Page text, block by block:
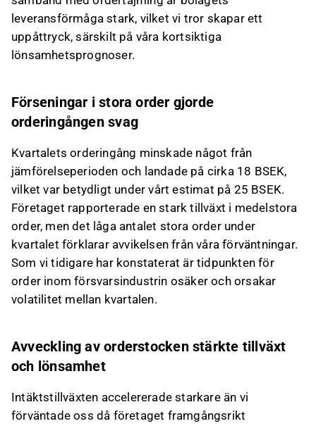
leveransförmåga stark, vilket vi tror skapar ett
uppåttryck, särskilt på våra kortsiktiga
lönsamhetsprognoser.
Förseningar i stora order gjorde
orderingången svag
Kvartalets orderingång minskade något från
jämförelseperioden och landade på cirka 18 BSEK,
vilket var betydligt under vårt estimat på 25 BSEK.
Företaget rapporterade en stark tillväxt i medelstora
order, men det låga antalet stora order under
kvartalet förklarar avvikelsen från våra förväntningar.
Som vi tidigare har konstaterat är tidpunkten för
order inom försvarsindustrin osäker och orsakar
volatilitet mellan kvartalen.
Avveckling av orderstocken stärkte tillväxt
och lönsamhet
Intäktstillväxten accelererade starkare än vi
förväntade oss då företaget framgångsrikt